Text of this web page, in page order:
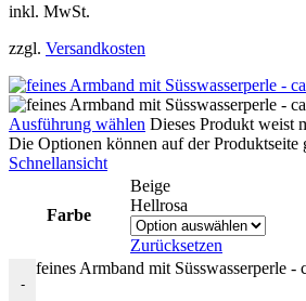
inkl. MwSt.
zzgl. Versandkosten
Ausführung wählen Dieses Produkt weist
Die Optionen können auf der Produktseite
Schnellansicht
Farbe
Beige
Hellrosa
Zurücksetzen
-
feines Armband mit Süsswasserperle -